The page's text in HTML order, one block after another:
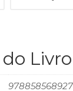
Livro